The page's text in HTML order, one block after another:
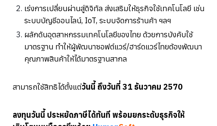
เร่งการเปลี่ยนผ่านสู่ดิจิทัล ส่งเสริมให้ธุรกิจใช้เทคโนโลยี เช่น
ระบบบัญชีออนไลน์, IoT, ระบบจัดการร้านค้า ฯลฯ
ผลักดันอุตสาหกรรมเทคโนโลยีของไทย ด้วยการบังคับใช้
มาตรฐาน ทำให้ผู้พัฒนาซอฟต์แวร์/ฮาร์ดแวร์ไทยต้องพัฒนา
คุณภาพสินค้าให้ได้มาตรฐานสากล
สามารถใช้สิทธิได้ตั้งแต่วันนี้ ถึงวันที่ 31 ธันวาคม 2570
ลงทุนวันนี้ ประหยัดภาษีได้ทันที พร้อมยกระดับธุรกิจให้